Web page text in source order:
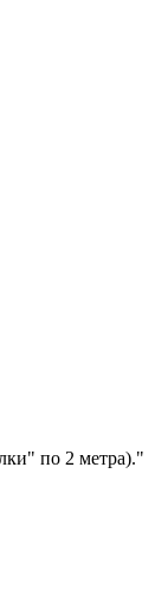
по 2 метра)."